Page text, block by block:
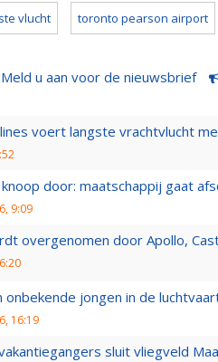
vlucht toronto pearson airport
Meld u aan voor de nieuwsbrief
voert langste vrachtvlucht
knoop door: maatschappij gaat
9:09
overgenomen door Apollo,
onbekende jongen in de
16:19
sluit vliegveld